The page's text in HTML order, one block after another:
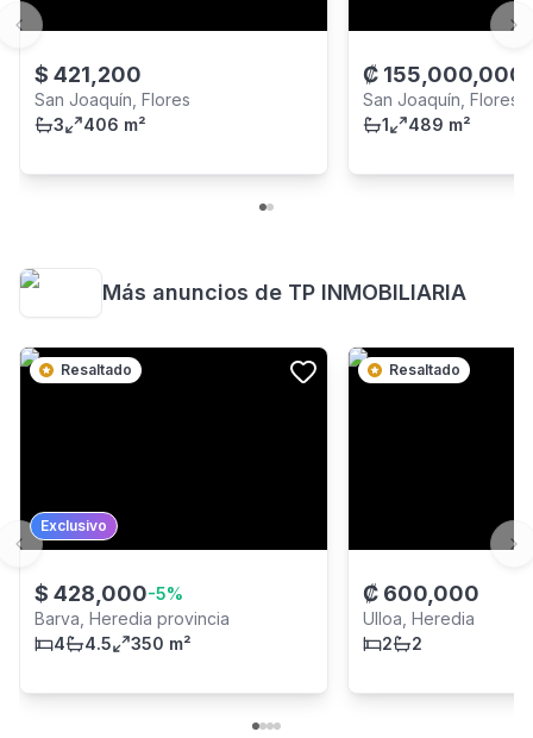
$ 421,200
San Joaquín, Flores
3
406 m²
₡ 155,000,000
San Joaquín, Flores
1
489 m²
Previous slide
Más anuncios de TP INMOBILIARIA
Resaltado
Exclusivo
$ 428,000-5%
Barva, Heredia provincia
4
4.5 350 m²
Resaltado
₡ 600,000
Ulloa, Heredia
2
2
Previous slide